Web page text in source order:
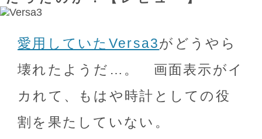
愛用していたVersa3がどうやら
壊れたようだ…。 画面表示がイ
カれて、もはや時計としての役
割を果たしていない。